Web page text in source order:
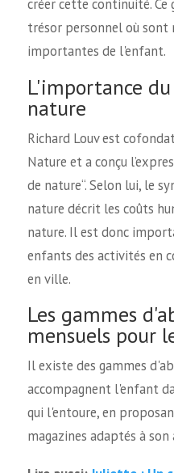
créer cette continuité. Ce
trésor personnel où sont
importantes de l'enfant.
L'importance
nature
Richard Louv est
Nature et a conçu
de nature“. Selon lui, le
nature décrit les coûts
nature. Il est donc
enfants des activités en
en ville.
Les gammes
mensuels pour
Il existe des gammes
accompagnent l'enfant
qui l'entoure, en
magazines adaptés à son